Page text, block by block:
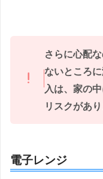
さらに心配
ないところ
入は、家の
リスクがあり
電子レンジ